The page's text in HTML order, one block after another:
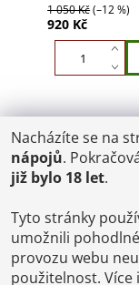
1 050 Kč(–12 %)
920 Kč
POŠTOVNÉ
ČR: od 95,-
SK: 350,-
€ = 24,00 CZK
Dopravy a Platby
Jsme internetový
Nacházíte se na
nápojů.
již bylo 18 let.
Tyto stránky
umožnili
provozu webu
použitelnost.